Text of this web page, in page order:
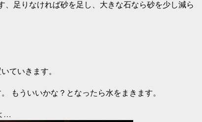
足りなければ砂を足し、大きな石なら砂を少し減ら
ていきます。
もういいかな？となったら水をまきます。
…